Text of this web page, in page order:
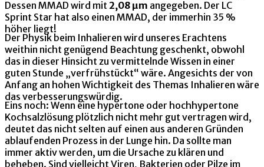
Dessen MMAD wird mit 2,08 µm angegeben. Der LC
Sprint Star hat also einen MMAD, der immerhin 35 %
höher liegt!
Der Physik beim Inhalieren wird unseres Erachtens
weithin nicht genügend Beachtung geschenkt, obwohl
das in dieser Hinsicht zu vermittelnde Wissen in einer
guten Stunde „verfrühstückt“ wäre. Angesichts der von
Anfang an hohen Wichtigkeit des Themas Inhalieren wäre
das verbesserungswürdig.
Eins noch: Wenn eine hypertone oder hochhypertone
Kochsalzlösung plötzlich nicht mehr gut vertragen wird,
deutet das nicht selten auf einen aus anderen Gründen
ablaufenden Prozess in der Lunge hin. Da sollte man
immer aktiv werden, um die Ursache zu klären und
beheben. Sind vielleicht Viren, Bakterien oder Pilze im